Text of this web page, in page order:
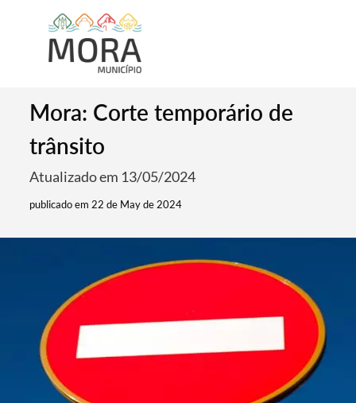
Mora: Corte temporário de
trânsito
Atualizado em 13/05/2024
publicado em 22 de May de 2024